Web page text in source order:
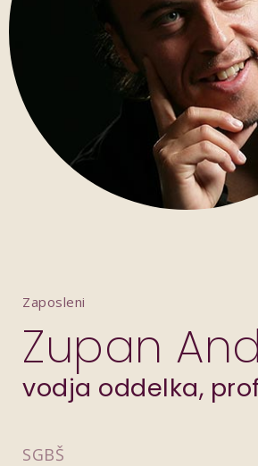
Zaposleni
Zupan
vodja oddelka,
SGBŠ